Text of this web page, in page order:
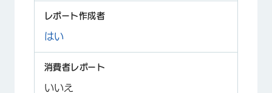
はい
いいえ